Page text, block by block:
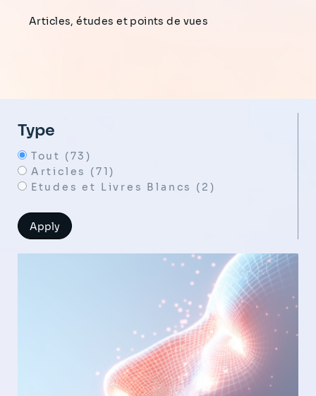
Articles, études et points de vues
Type
Tout (73)
Articles (71)
Etudes et Livres Blancs (2)